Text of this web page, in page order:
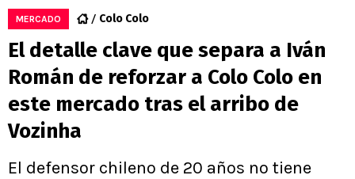
MERCADO Colo Colo
El detalle clave que separa a Iván
Román de reforzar a Colo Colo en
este mercado tras el arribo de
Vozinha
El defensor chileno de 20 años no tiene